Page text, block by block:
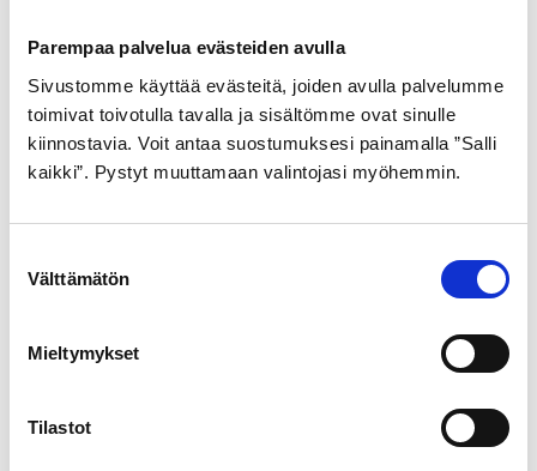
Parempaa palvelua evästeiden avulla
Sivustomme käyttää evästeitä, joiden avulla palvelumme
toimivat toivotulla tavalla ja sisältömme ovat sinulle
kiinnostavia. Voit antaa suostumuksesi painamalla ”Salli
kaikki”. Pystyt muuttamaan valintojasi myöhemmin.
Välttämätön
Mieltymykset
Tilastot
GOLDEN BOY
SISÄRENGAS 24″
40/50-507
7,99€
GOLDEN BOY
ULKORENGAS 44-531
HARMAA SR 120
21,99€
GOLDEN BOY